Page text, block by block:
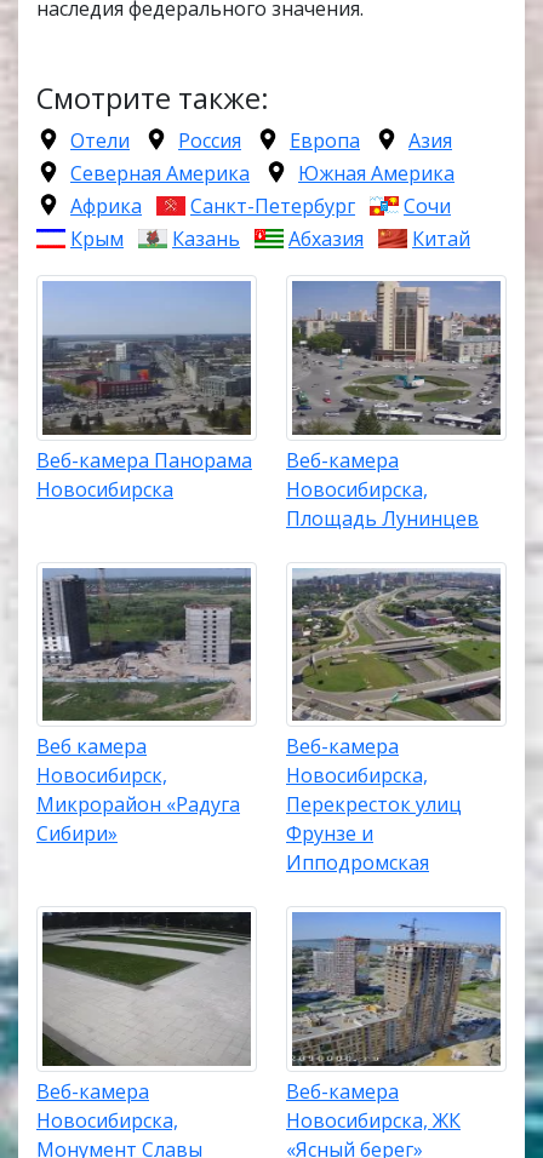
наследия федерального значения.
Смотрите также:
Отели Россия Европа
Азия
Северная Америка
Южная Америка
Африка
Санкт-Петербург
Сочи
Крым
Казань Абхазия Китай
Веб-камера Панорама
Новосибирска
Веб-камера
Новосибирска,
Площадь Лунинцев
Веб камера
Новосибирск,
Микрорайон «Радуга
Сибири»
Веб-камера
Новосибирска,
Перекресток улиц
Фрунзе и
Ипподромская
Веб-камера
Новосибирска,
Монумент Славы
Веб-камера
Новосибирска, ЖК
«Ясный берег»